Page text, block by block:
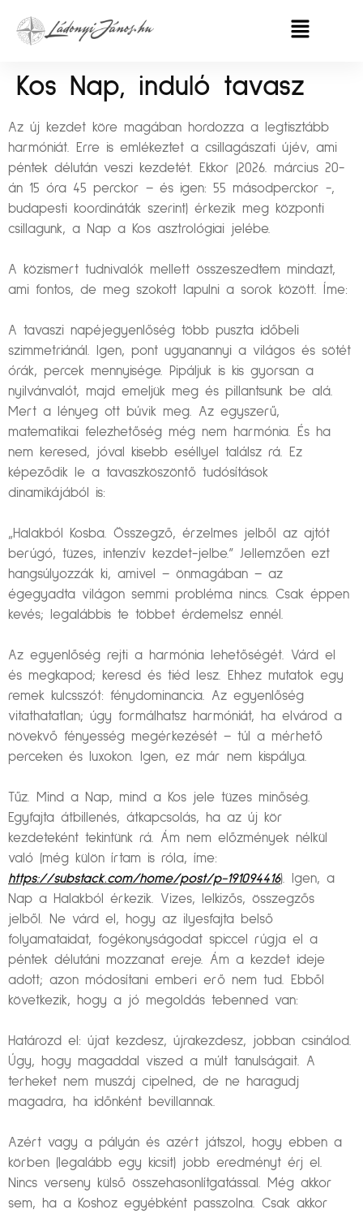
Kos Nap, induló tavasz
Az új kezdet köre magában hordozza a legtisztább
harmóniát. Erre is emlékeztet a csillagászati újév, ami
péntek délután veszi kezdetét. Ekkor (2026. március 20-
án 15 óra 45 perckor – és igen: 55 másodperckor -,
budapesti koordináták szerint) érkezik meg központi
csillagunk, a Nap a Kos asztrológiai jelébe.
A közismert tudnivalók mellett összeszedtem mindazt,
ami fontos, de meg szokott lapulni a sorok között. Íme:
A tavaszi napéjegyenlőség több puszta időbeli
szimmetriánál. Igen, pont ugyanannyi a világos és sötét
órák, percek mennyisége. Pipáljuk is kis gyorsan a
nyilvánvalót, majd emeljük meg és pillantsunk be alá.
Mert a lényeg ott búvik meg. Az egyszerű,
matematikai felezhetőség még nem harmónia. És ha
nem keresed, jóval kisebb eséllyel találsz rá. Ez
képeződik le a tavaszköszöntő tudósítások
dinamikájából is:
„Halakból Kosba. Összegző, érzelmes jelből az ajtót
berúgó, tüzes, intenzív kezdet-jelbe.” Jellemzően ezt
hangsúlyozzák ki, amivel – önmagában – az
égegyadta világon semmi probléma nincs. Csak éppen
kevés; legalábbis te többet érdemelsz ennél.
Az egyenlőség rejti a harmónia lehetőségét. Várd el
és megkapod; keresd és tiéd lesz. Ehhez mutatok egy
remek kulcsszót: fénydominancia. Az egyenlőség
vitathatatlan; úgy formálhatsz harmóniát, ha elvárod a
növekvő fényesség megérkezését – túl a mérhető
perceken és luxokon. Igen, ez már nem kispálya.
Tűz. Mind a Nap, mind a Kos jele tüzes minőség.
Egyfajta átbillenés, átkapcsolás, ha az új kör
kezdeteként tekintünk rá. Ám nem előzmények nélkül
való (még külön írtam is róla, íme:
https://substack.com/home/post/p-191094416). Igen, a
Nap a Halakból érkezik. Vizes, lelkizős, összegzős
jelből. Ne várd el, hogy az ilyesfajta belső
folyamataidat, fogékonyságodat spiccel rúgja el a
péntek délutáni mozzanat ereje. Ám a kezdet ideje
adott; azon módosítani emberi erő nem tud. Ebből
következik, hogy a jó megoldás tebenned van:
Határozd el: újat kezdesz, újrakezdesz, jobban csinálod.
Úgy, hogy magaddal viszed a múlt tanulságait. A
terheket nem muszáj cipelned, de ne haragudj
magadra, ha időnként bevillannak.
Azért vagy a pályán és azért játszol, hogy ebben a
körben (legalább egy kicsit) jobb eredményt érj el.
Nincs verseny külső összehasonlítgatással. Még akkor
sem, ha a Koshoz egyébként passzolna. Csak akkor